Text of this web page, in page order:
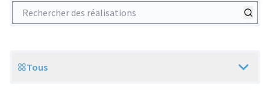
Rechercher des réalisations
Scope
Tous